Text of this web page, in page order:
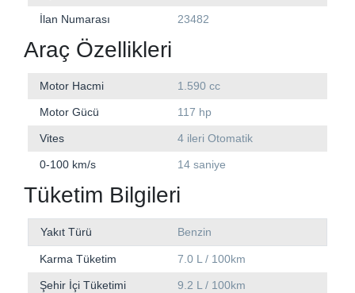
İlan Numarası 23482
Araç Özellikleri
Motor Hacmi 1.590 cc
Motor Gücü 117 hp
Vites 4 ileri Otomatik
0-100 km/s 14 saniye
Tüketim Bilgileri
Yakıt Türü Benzin
Karma Tüketim 7.0 L / 100km
Şehir İçi Tüketimi 9.2 L / 100km